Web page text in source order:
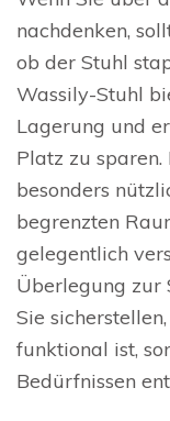
nachdenken,
ob der Stuhl
Wassily-Stuhl
Lagerung und
Platz zu
besonders
begrenzten
gelegentlich
Überlegung zur
Sie
funktional ist,
Bedürfnissen